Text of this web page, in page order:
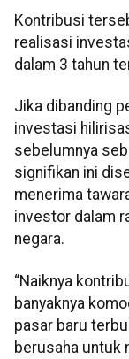
Kontribusi
realisasi
dalam 3 tahun
Jika dibanding
investasi
sebelumnya
signifikan ini
menerima
investor dalam
negara.
“Naiknya
banyaknya
pasar baru
berusaha untuk